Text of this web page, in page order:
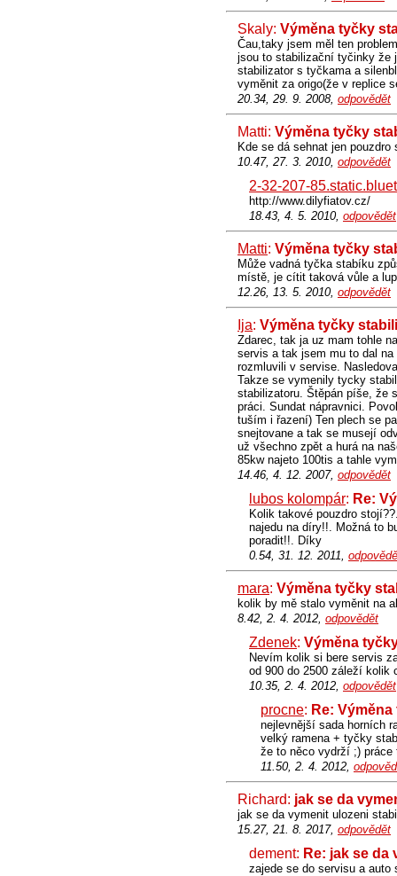
Skaly: Výměna tyčky
Čau,taky jsem měl ten
jsou to stabilizační tyčinky že
stabilizator s tyčkama a
vyměnit za origo(že v replice
20.34, 29. 9. 2008, odpovědět
Matti: Výměna tyčky
Kde se dá sehnat jen
10.47, 27. 3. 2010, odpovědět
2-32-207-
http://www.dilyfiatov.cz/
18.43, 4. 5. 2010, odpovědět
Matti: Výměna tyčky
Může vadná tyčka stabíku
místě, je cítit taková vůle a
12.26, 13. 5. 2010, odpovědět
Ija: Výměna tyčky
Zdarec, tak ja uz mam tohle
servis a tak jsem mu to dal
rozmluvili v servise.
Takze se vymenily tycky
stabilizatoru. Štěpán píše, že
práci. Sundat nápravnici.
tuším i řazení) Ten plech se
snejtovane a tak se musejí
už všechno zpět a hurá na
85kw najeto 100tis a tahle
14.46, 4. 12. 2007, odpovědět
lubos kolompár: Re:
Kolik takové pouzdro
najedu na díry!!. Možná to
poradit!!. Díky
0.54, 31. 12. 2011,
mara: Výměna tyčky
kolik by mě stalo vyměnit na
8.42, 2. 4. 2012, odpovědět
Zdenek: Výměna
Nevím kolik si bere servis
od 900 do 2500 záleží kolik
10.35, 2. 4. 2012, odpovědět
procne: Re:
nejlevnější sada horních
velký ramena + tyčky
že to něco vydrží ;) práce
11.50, 2. 4. 2012,
Richard: jak se da
jak se da vymenit ulozeni
15.27, 21. 8. 2017, odpovědět
dement: Re: jak se
zajede se do servisu a auto